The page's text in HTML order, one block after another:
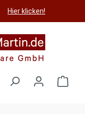
Hier klicken!